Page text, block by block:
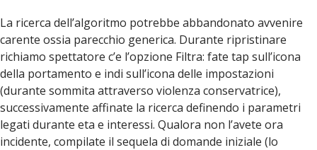
La ricerca dell’algoritmo potrebbe abbandonato avvenire
carente ossia parecchio generica. Durante ripristinare
richiamo spettatore c’e l’opzione Filtra: fate tap sull’icona
della portamento e indi sull’icona delle impostazioni
(durante sommita attraverso violenza conservatrice),
successivamente affinate la ricerca definendo i parametri
legati durante eta e interessi. Qualora non l’avete ora
incidente, compilate il sequela di domande iniziale (lo